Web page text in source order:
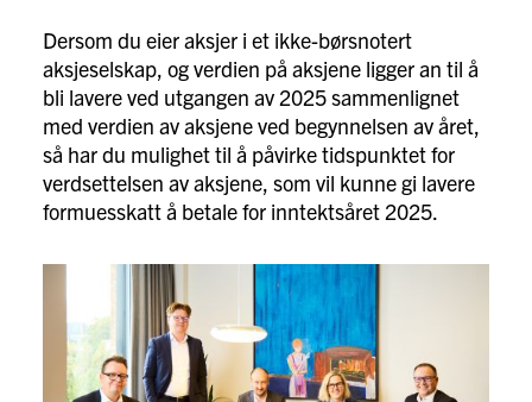
Dersom du eier aksjer i et ikke-børsnotert
aksjeselskap, og verdien på aksjene ligger an til å
bli lavere ved utgangen av 2025 sammenlignet
med verdien av aksjene ved begynnelsen av året,
så har du mulighet til å påvirke tidspunktet for
verdsettelsen av aksjene, som vil kunne gi lavere
formuesskatt å betale for inntektsåret 2025.